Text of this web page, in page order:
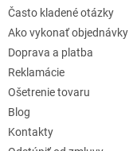
Často kladené otázky
Ako vykonať objednávky
Doprava a platba
Reklamácie
Ošetrenie tovaru
Blog
Kontakty